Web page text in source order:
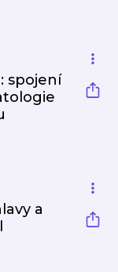
spojení
a